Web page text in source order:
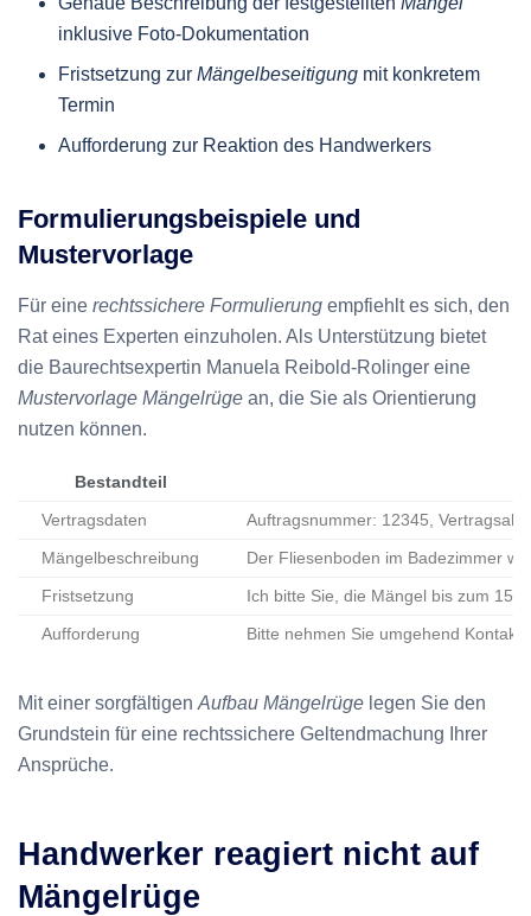
inklusive Foto-Dokumentation
Fristsetzung zurMängelbeseitigung mit konkretem
Termin
Aufforderung zur Reaktion des Handwerkers
Formulierungsbeispiele und
Mustervorlage
Für eine rechtssichere Formulierung empfiehlt es sich, den
Rat eines Experten einzuholen. Als Unterstützung bietet
die Baurechtsexpertin Manuela Reibold-Rolinger eine
Mustervorlage Mängelrüge an, die Sie als Orientierung
nutzen können.
Bestandteil
Vertragsdaten Auftragsnummer: 12345,
Mängelbeschreibung Der Fliesenboden im Badezimmer
Fristsetzung Ich bitte Sie, die Mängel bis zum
Aufforderung Bitte nehmen Sie umgehend
Mit einer sorgfältigenAufbau Mängelrüge legen Sie den
Grundstein für eine rechtssichere Geltendmachung Ihrer
Ansprüche.
Handwerker reagiert nicht auf
Mängelrüge